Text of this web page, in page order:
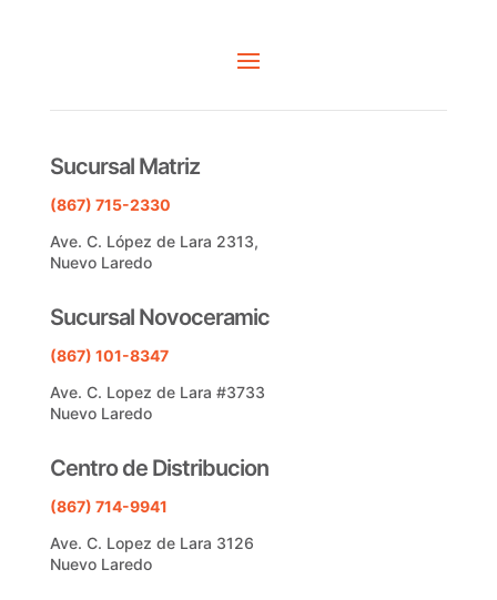
Sucursal Matriz
(867) 715-2330
Ave. C. López de Lara 2313,
Nuevo Laredo
Sucursal Novoceramic
(867) 101-8347
Ave. C. Lopez de Lara #3733
Nuevo Laredo
Centro de Distribucion
(867) 714-9941
Ave. C. Lopez de Lara 3126
Nuevo Laredo